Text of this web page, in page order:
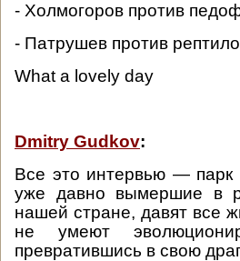
- Холмогоров против
- Патрушев против
What a lovely day
Dmitry Gudkov:
Все это интервью — парк
уже давно вымершие в
нашей стране, давят все
не умеют
превратившись в свою